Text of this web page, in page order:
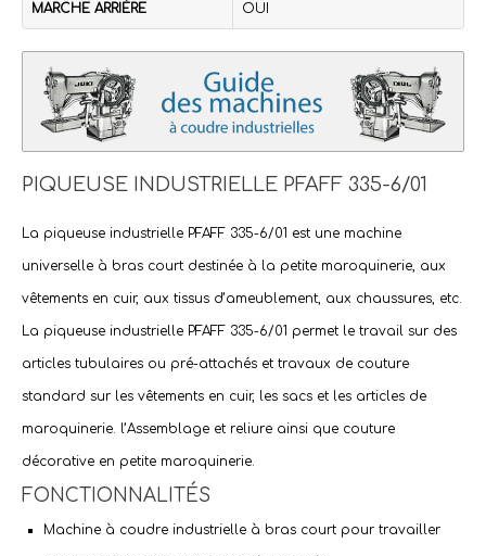
MARCHE ARRIÈRE OUI
PIQUEUSE INDUSTRIELLE PFAFF 335-6/01
La piqueuse industrielle PFAFF 335-6/01 est une machine
universelle à bras court destinée à la petite maroquinerie, aux
vêtements en cuir, aux tissus d’ameublement, aux chaussures, etc.
La piqueuse industrielle PFAFF 335-6/01 permet le travail sur des
articles tubulaires ou pré-attachés et travaux de couture
standard sur les vêtements en cuir, les sacs et les articles de
maroquinerie. l’Assemblage et reliure ainsi que couture
décorative en petite maroquinerie.
FONCTIONNALITÉS
Machine à coudre industrielle à bras court pour travailler